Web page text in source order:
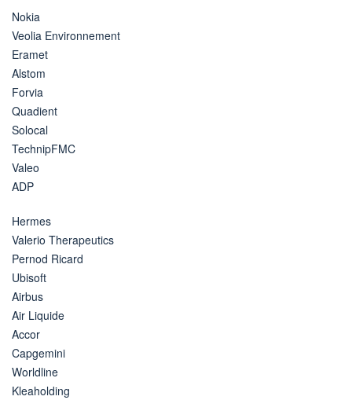
Nokia
Veolia Environnement
Eramet
Alstom
Forvia
Quadient
Solocal
TechnipFMC
Valeo
ADP
Hermes
Valerio Therapeutics
Pernod Ricard
Ubisoft
Airbus
Air Liquide
Accor
Capgemini
Worldline
Kleaholding